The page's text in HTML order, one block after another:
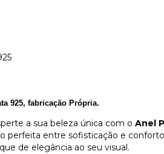
925, fabricação Própria.
a sua beleza única com o Anel
perfeita entre sofisticação e
de elegância ao seu visual.